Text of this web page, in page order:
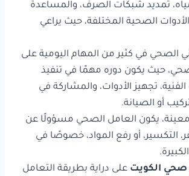
تمديد شبكات الصرف، والمساعدة
الصحية المختلفة، حيث يراعي
الصحي في كثير من المهام اليومية على
حيث يكون دوره مهمًا في تنفيذ
تجهيز الأدوات، والمشاركة في
أو الصيانة.
يكون العامل الصحي مسؤولًا عن
التكسير، أو رفع المواد، خصوصًا في
صحي الكويت على دراية بطريقة التعامل